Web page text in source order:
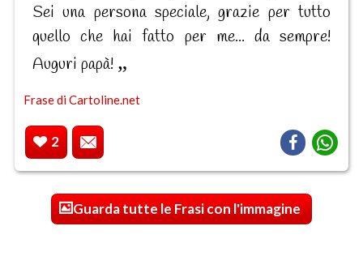
Sei una persona speciale, grazie per tutto
quello che hai fatto per me... da sempre!
Auguri papà!
Frase di Cartoline.net
2
Guarda tutte le Frasi con l'immagine